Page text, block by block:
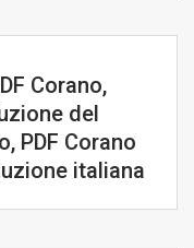
Corano,
del
PDF Corano
italiana